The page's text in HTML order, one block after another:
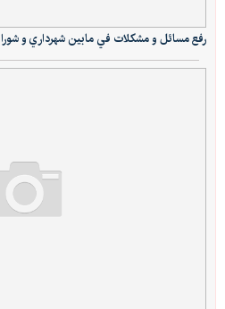
رفع مسائل و مشكلات في مابين شهرداري و شورا